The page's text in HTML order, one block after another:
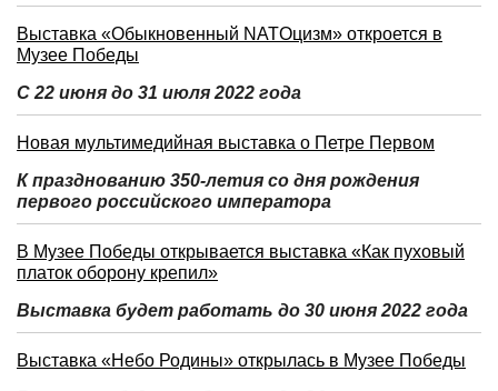
Выставка «Обыкновенный NATOцизм» откроется в
Музее Победы
С 22 июня до 31 июля 2022 года
Новая мультимедийная выставка о Петре Первом
К празднованию 350-летия со дня рождения
первого российского императора
В Музее Победы открывается выставка «Как пуховый
платок оборону крепил»
Выставка будет работать до 30 июня 2022 года
Выставка «Небо Родины» открылась в Музее Победы